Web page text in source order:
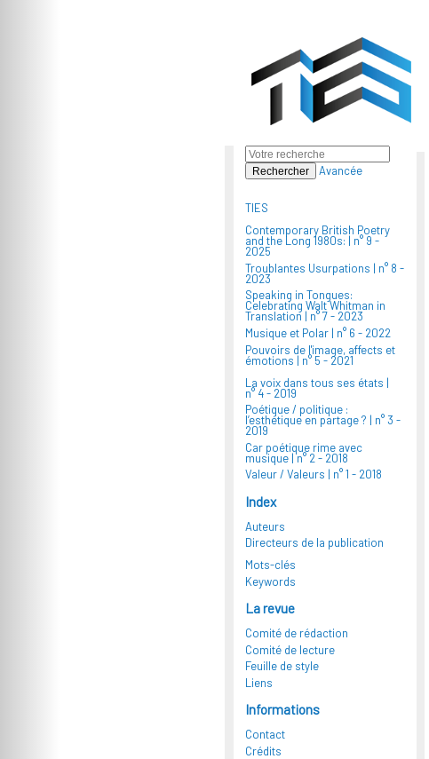
Avancée
TIES
Contemporary British Poetry
and the Long 1980s: | n° 9 -
2025
Troublantes Usurpations | n° 8 -
2023
Speaking in Tongues:
Celebrating Walt Whitman in
Translation | n° 7 - 2023
Musique et Polar | n° 6 - 2022
Pouvoirs de l'image, affects et
émotions | n° 5 - 2021
La voix dans tous ses états |
n° 4 - 2019
Poétique / politique :
l’esthétique en partage ? | n° 3 -
2019
Car poétique rime avec
musique |n° 2 - 2018
Valeur / Valeurs | n° 1 - 2018
Index
Auteurs
Directeurs de la publication
Mots-clés
Keywords
La revue
Comité de rédaction
Comité de lecture
Feuille de style
Liens
Informations
Contact
Crédits